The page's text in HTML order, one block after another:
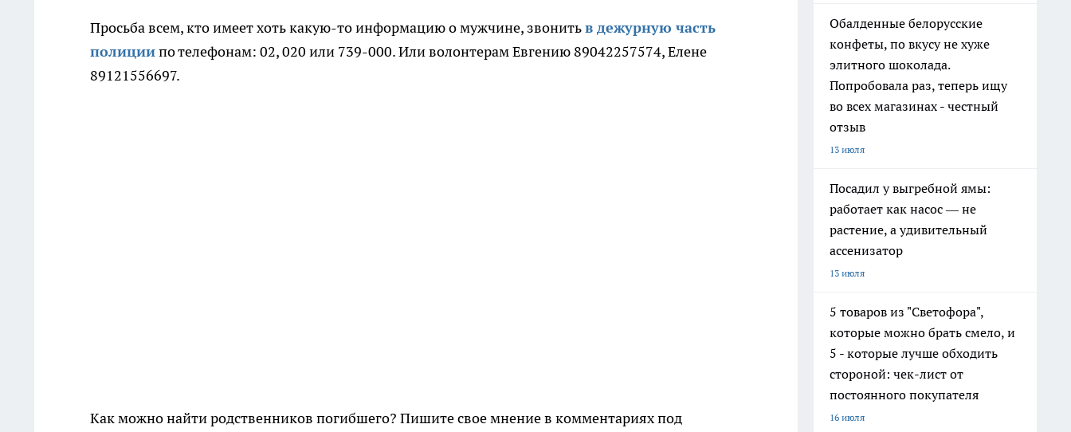
Просьба всем, кто имеет хоть какую-то информацию о мужчине, звонитьв дежурную часть
полициипо телефонам: 02, 020 или 739-000. Или волонтерам Евгению 89042257574, Елене
89121556697.
Как можно найти родственников погибшего? Пишите свое мнение в комментариях под
Обалденные белорусские
конфеты, по вкусу не хуже
элитного шоколада.
Попробовала раз, теперь ищу
во всех магазинах - честный
отзыв
13 июля
Посадил у выгребной ямы:
работает как насос — не
растение, а удивительный
ассенизатор
13 июля
5 товаров из "Светофора",
которые можно брать смело, и
5 - которые лучше обходить
стороной: чек-лист от
постоянного покупателя
16 июля